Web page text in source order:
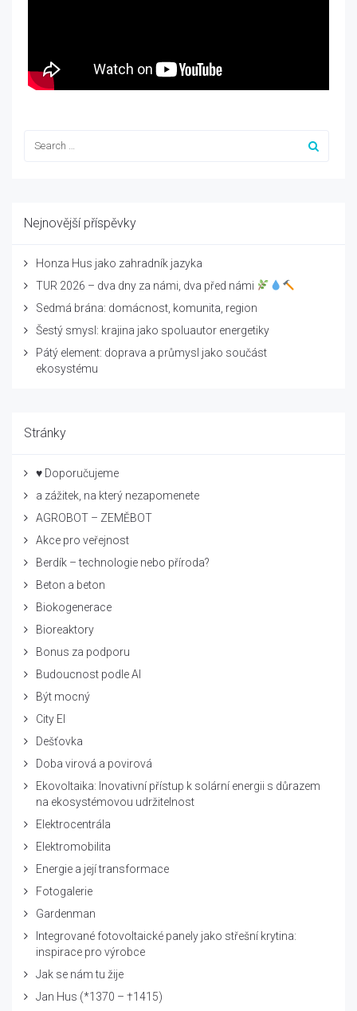
Nejnovější příspěvky
Honza Hus jako zahradník jazyka
TUR 2026 – dva dny za námi, dva před námi
Sedmá brána: domácnost, komunita, region
Šestý smysl: krajina jako spoluautor energetiky
Pátý element: doprava a průmysl jako součást
ekosystému
Stránky
♥ Doporučujeme
a zážitek, na který nezapomenete
AGROBOT – ZEMĚBOT
Akce pro veřejnost
Berdík – technologie nebo příroda?
Beton a beton
Biokogenerace
Bioreaktory
Bonus za podporu
Budoucnost podle AI
Být mocný
City El
Dešťovka
Doba virová a povirová
Ekovoltaika: Inovativní přístup k solární energii s důrazem
na ekosystémovou udržitelnost
Elektrocentrála
Elektromobilita
Energie a její transformace
Fotogalerie
Gardenman
Integrované fotovoltaické panely jako střešní krytina:
inspirace pro výrobce
Jak se nám tu žije
Jan Hus (*1370 – †1415)